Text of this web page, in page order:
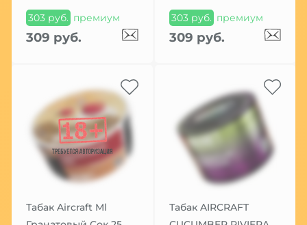
303 руб. премиум
309 руб.
303 руб. премиум
309 руб.
Табак Aircraft Ml
Табак AIRCRAFT